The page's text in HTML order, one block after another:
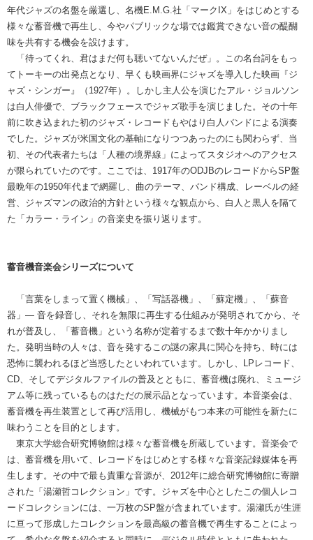
年代ジャズの名盤を厳選し、名機E.M.G.社「マークIX」をはじめとする
様々な蓄音機で再生し、今やパブリックな場では鑑賞できない音の醍醐
味を共有する機会を設けます。
「待ってくれ、君はまだ何も聴いてないんだぜ」。この名台詞をもっ
てトーキーの出発点となり、早くも映画界にジャズを導入した映画『ジ
ャズ・シンガー』（1927年）。しかし主人公を演じたアル・ジョルソン
は白人俳優で、ブラックフェースでジャズ歌手を演じました。その十年
前に吹き込まれた初のジャズ・レコードもやはり白人バンドによる演奏
でした。ジャズが米国文化の基軸になりつつあったのにも関わらず、当
初、その代表者たちは「人種の境界線」によってスタジオへのアクセス
が限られていたのです。ここでは、1917年のODJBのレコードからSP盤
最晩年の1950年代まで網羅し、曲のテーマ、バンド構成、レーベルの経
営、ジャズマンの政治的方針という様々な観点から、白人と黒人を隔て
た「カラー・ライン」の音楽史を振り返ります。
蓄音機音楽会シリーズについて
「言葉をしまって置く機械」、「写話器機」、「蘇定機」、「蘇音
器」― 音を録音し、それを無限に再生する仕組みが発明されてから、そ
れが普及し、「蓄音機」という名称が定着するまで数十年かかりまし
た。発明当時の人々は、音を発するこの謎の家具に関心を持ち、時には
恐怖に襲われるほど当惑したといわれています。しかし、LPレコード、
CD、そしてデジタルファイルの普及とともに、蓄音機は廃れ、ミュージ
アム等に残っているものはただの展示品となっています。本音楽会は、
蓄音機を再生装置として再び活用し、機械がもつ本来の可能性を新たに
味わうことを目的とします。
東京大学総合研究博物館は様々な蓄音機を所蔵しています。音楽会で
は、蓄音機を用いて、レコードをはじめとする様々な音楽記録媒体を再
生します。その中で最も貴重な音源が、2012年に総合研究博物館に寄贈
された「湯瀬哲コレクション」です。ジャズを中心としたこの個人レコ
ードコレクションには、一万枚のSP盤が含まれています。湯瀬氏が生涯
に亘って形成したコレクションを最高級の蓄音機で再生することによっ